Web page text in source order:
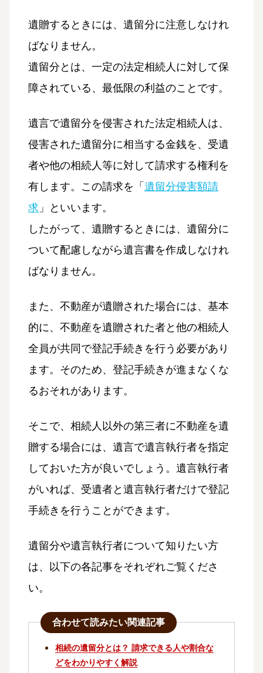
遺贈するときには、遺留分に注意しなけれ
ばなりません。
遺留分とは、一定の法定相続人に対して保
障されている、最低限の利益のことです。
遺言で遺留分を侵害された法定相続人は、
侵害された遺留分に相当する金銭を、受遺
者や他の相続人等に対して請求する権利を
有します。この請求を「 遺留分侵害額請
求 」といいます。
したがって、遺贈するときには、遺留分に
ついて配慮しながら遺言書を作成しなけれ
ばなりません。
また、不動産が遺贈された場合には、基本
的に、不動産を遺贈された者と他の相続人
全員が共同で登記手続きを行う必要があり
ます。そのため、登記手続きが進まなくな
るおそれがあります。
そこで、相続人以外の第三者に不動産を遺
贈する場合には、遺言で遺言執行者を指定
しておいた方が良いでしょう。遺言執行者
がいれば、受遺者と遺言執行者だけで登記
手続きを行うことができます。
遺留分や遺言執行者について知りたい方
は、以下の各記事をそれぞれご覧くださ
い。
合わせて読みたい関連記事
相続の遺留分とは？ 請求できる人や割合な
どをわかりやすく解説